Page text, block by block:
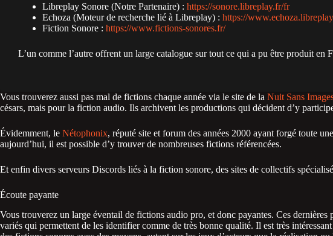
Libreplay Sonore (Notre Partenaire) : https://sonore.libreplay.fr/fr
Echoza (Moteur de recherche lié à Libreplay) : https://
Fiction Sonore : https://www.fictions-sonores.fr/
L’un comme l’autre offrent un large catalogue sur tout ce qui a pu être produit en
Vous trouverez aussi pas mal de fictions chaque année via le site de la Nuit Sans
césars, mais pour la fiction audio. Ils archivent les productions qui décident d’y
Évidemment, le Nétophonix, réputé site et forum des années 2000 ayant forgé toute
aujourd’hui, il est possible d’y trouver de nombreuses fictions référencées.
Et enfin divers serveurs Discords liés à la fiction sonore, des sites de collectifs
Écoute payante
Vous trouverez un large éventail de fictions audio pro, et donc payantes. Ces dernières
variés qui permettent de les identifier comme de très bonne qualité. Il est très